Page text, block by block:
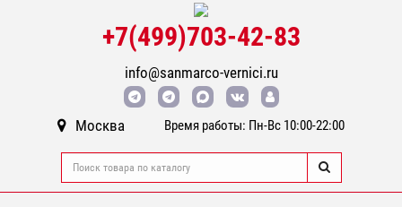
+7(499)703-42-83
info@sanmarco-vernici.ru
Москва Время работы: Пн-Вс 10:00-22:00